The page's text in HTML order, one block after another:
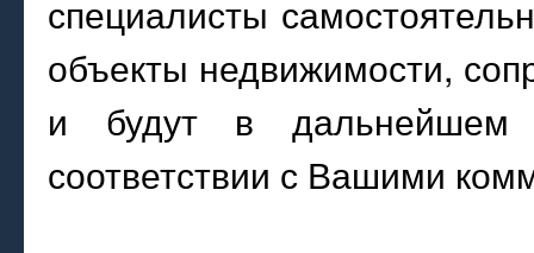
специалисты
объекты недвижимости,
и будут в дальнейшем
соответствии с Вашими